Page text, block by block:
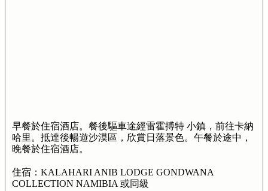
早餐於住宿酒店。餐後驅車途經雷霍搏特 小鎮，前往卡納
哈里。抵達後暢遊沙漠區，欣賞日落景色。午餐於途中，
晚餐於住宿酒店。
住宿：KALAHARI ANIB LODGE GONDWANA
COLLECTION NAMIBIA 或同級